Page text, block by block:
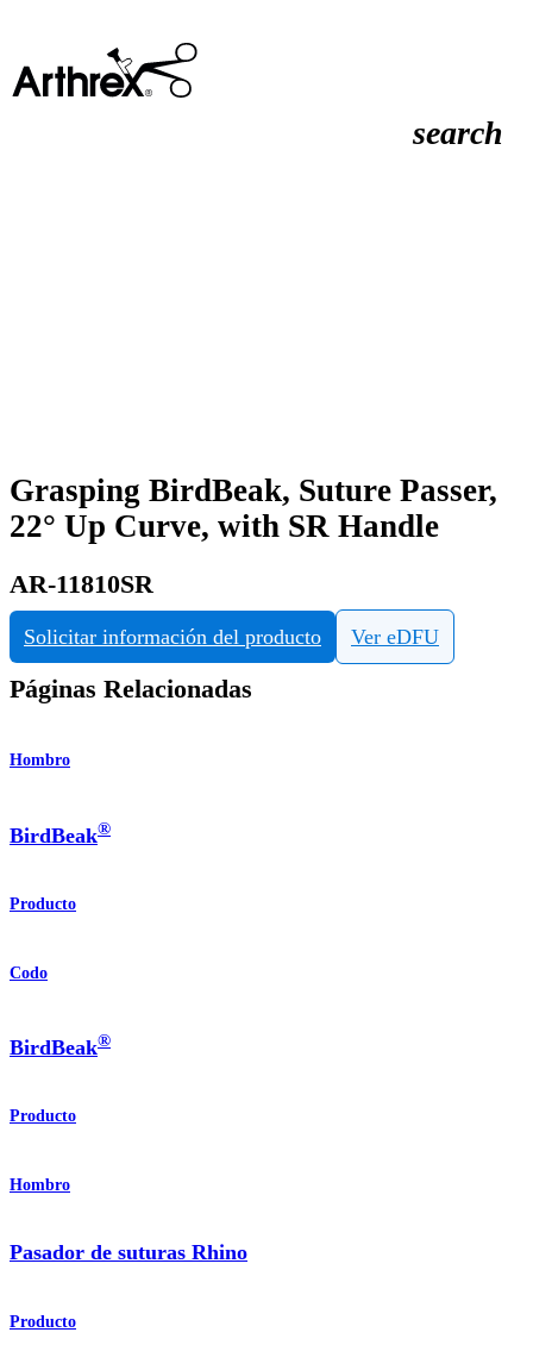
search
Grasping BirdBeak, Suture Passer,
22° Up Curve, with SR Handle
AR-11810SR
Solicitar información del producto Ver eDFU
Páginas Relacionadas
Hombro
BirdBeak®
Producto
Codo
BirdBeak®
Producto
Hombro
Pasador de suturas Rhino
Producto